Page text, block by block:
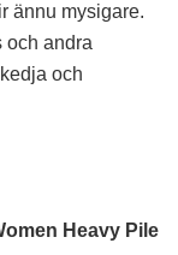
ännu mysigare.
och andra
och
Heavy Pile